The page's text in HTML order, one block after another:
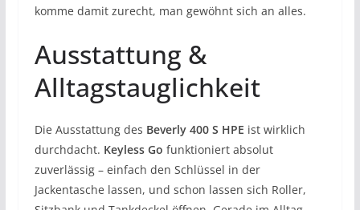
komme damit zurecht, man gewöhnt sich an alles.
Ausstattung &
Alltagstauglichkeit
Die Ausstattung des Beverly 400 S HPE ist wirklich
durchdacht. Keyless Go funktioniert absolut
zuverlässig – einfach den Schlüssel in der
Jackentasche lassen, und schon lassen sich Roller,